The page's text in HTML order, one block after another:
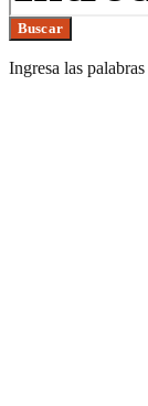
Buscar
Ingresa las